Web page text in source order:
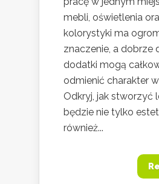
mebli, oświetlenia
kolorystyki ma
znaczenie, a dobrze
dodatki mogą
odmienić charakter
Odkryj, jak stworzyć
będzie nie tylko
również...